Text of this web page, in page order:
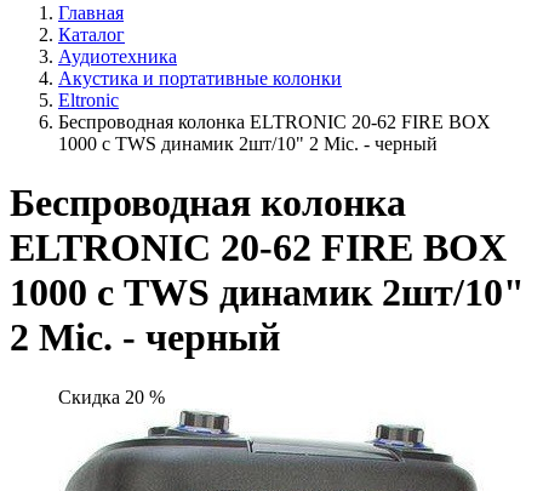
Главная
Каталог
Аудиотехника
Акустика и портативные колонки
Eltronic
Беспроводная колонка ELTRONIC 20-62 FIRE BOX
1000 с TWS динамик 2шт/10" 2 Mic. - черный
Беспроводная колонка
ELTRONIC 20-62 FIRE BOX
1000 с TWS динамик 2шт/10"
2 Mic. - черный
Скидка 20 %